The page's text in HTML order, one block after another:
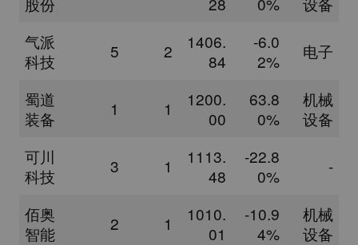
气派
科技
5 2
1406.
84
-6.0
2%
电子
蜀道
装备
1 1
1200.
00
63.8
0%
机械
设备
可川
科技
3 1
1113.
48
-22.8
0%
-
佰奥
智能
2 1
1010.
01
-10.9
4%
机械
设备